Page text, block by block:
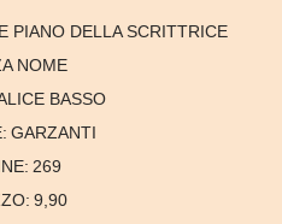
PIANO DELLA SCRITTRICE
NOME
BASSO
GARZANTI
269
9,90